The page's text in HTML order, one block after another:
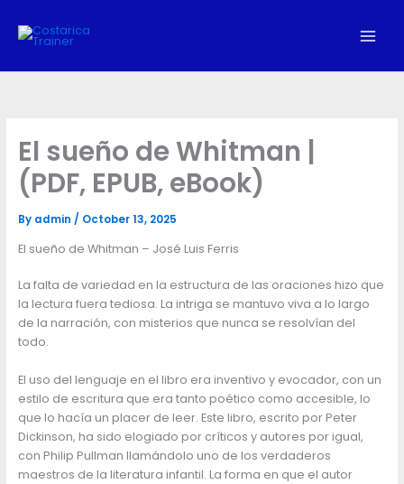
content
El sueño de Whitman |
(PDF, EPUB, eBook)
By admin / October 13, 2025
El sueño de Whitman – José Luis Ferris
La falta de variedad en la estructura de las oraciones hizo que
la lectura fuera tediosa. La intriga se mantuvo viva a lo largo
de la narración, con misterios que nunca se resolvían del
todo.
El uso del lenguaje en el libro era inventivo y evocador, con un
estilo de escritura que era tanto poético como accesible, lo
que lo hacía un placer de leer. Este libro, escrito por Peter
Dickinson, ha sido elogiado por críticos y autores por igual,
con Philip Pullman llamándolo uno de los verdaderos
maestros de la literatura infantil. La forma en que el autor